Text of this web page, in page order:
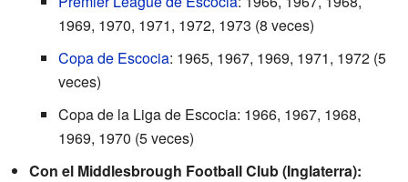
1969, 1970, 1971, 1972, 1973 (8 veces)
Copa de Escocia: 1965, 1967, 1969, 1971, 1972 (5
veces)
Copa de la Liga de Escocia: 1966, 1967, 1968,
1969, 1970 (5 veces)
Con el Middlesbrough Football Club (Inglaterra):